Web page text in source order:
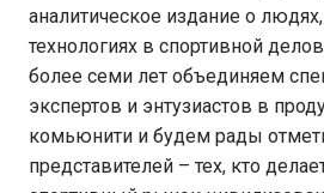
аналитическое издание о
технологиях в спортивной
более семи лет объединяем
экспертов и энтузиастов в
комьюнити и будем рады
представителей – тех, кто